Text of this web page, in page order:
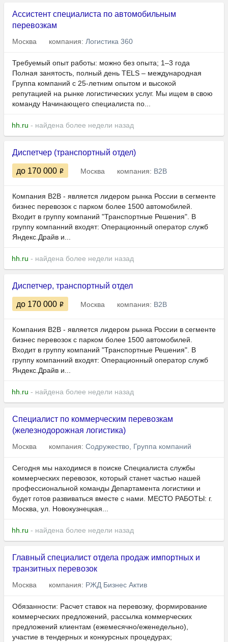
Ассистент специалиста по автомобильным
перевозкам
Москва компания: Логистика 360
Требуемый опыт работы: можно без опыта; 1–3 года
Полная занятость, полный день TELS – международная
Группа компаний с 25-летним опытом и высокой
репутацией на рынке логистических услуг. Мы ищем в свою
команду Начинающего специалиста по...
hh.ru - найдена более недели назад
Диспетчер (транспортный отдел)
до 170 000 Москва компания: В2B
Компания В2В - является лидером рынка России в сегменте
бизнес перевозок с парком более 1500 автомобилей.
Входит в группу компаний "Транспортные Решения". В
группу компанний входят: Операционный оператор служб
Яндекс.Драйв и...
hh.ru - найдена более недели назад
Диспетчер, транспортный отдел
до 170 000 Москва компания: В2B
Компания В2В - является лидером рынка России в сегменте
бизнес перевозок с парком более 1500 автомобилей.
Входит в группу компаний "Транспортные Решения". В
группу компанний входят: Операционный оператор служб
Яндекс.Драйв и...
hh.ru - найдена более недели назад
Специалист по коммерческим перевозкам
(железнодорожная логистика)
Москва компания: Содружество, Группа компаний
Сегодня мы находимся в поиске Специалиста службы
коммерческих перевозок, который станет частью нашей
профессиональной команды Департамента логистики и
будет готов развиваться вместе с нами. МЕСТО РАБОТЫ: г.
Москва, ул. Новокузнецкая...
hh.ru - найдена более недели назад
Главный специалист отдела продаж импортных и
транзитных перевозок
Москва компания: РЖД Бизнес Актив
Обязанности: Расчет ставок на перевозку, формирование
коммерческих предложений, рассылка коммерческих
предложений клиентам (ежемесячно/еженедельно),
участие в тендерных и конкурсных процедурах;